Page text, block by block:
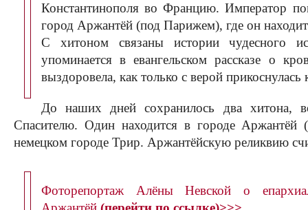
Константинополя во Францию. Император
город Аржантёй (под Парижем), где он
С хитоном связаны истории чудесного
упоминается в евангельском рассказе о
выздоровела, как только с верой
До наших дней сохранилось два хитона,
Спасителю. Один находится в городе
немецком городе Трир. Аржантёйскую реликвию
Фоторепортаж Алёны Невской о